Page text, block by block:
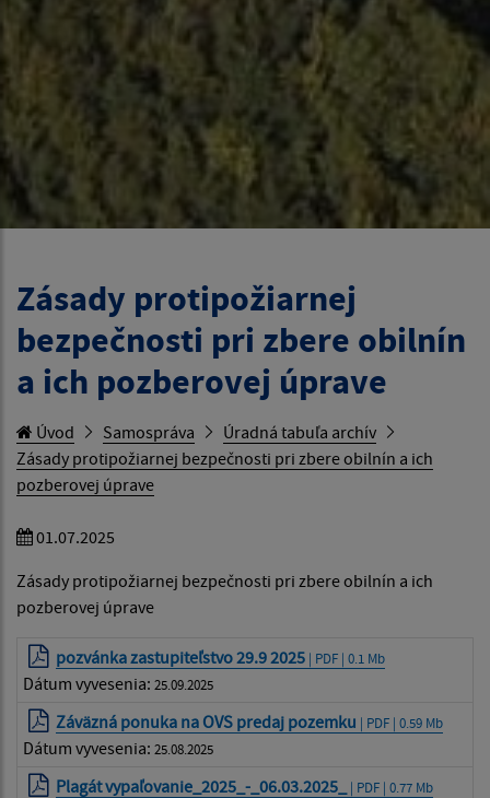
Zásady protipožiarnej
bezpečnosti pri zbere obilnín
a ich pozberovej úprave
Úvod Samospráva
Úradná tabuľa archív
Zásady protipožiarnej bezpečnosti pri zbere obilnín a ich
pozberovej úprave
01.07.2025
Zásady protipožiarnej bezpečnosti pri zbere obilnín a ich
pozberovej úprave
pozvánka zastupiteľstvo 29.9 2025 | PDF | 0.1 Mb
Dátum vyvesenia: 25.09.2025
Záväzná ponuka na OVS predaj pozemku | PDF | 0.59 Mb
Dátum vyvesenia: 25.08.2025
Plagát vypaľovanie_2025_-_06.03.2025_ | PDF | 0.77 Mb